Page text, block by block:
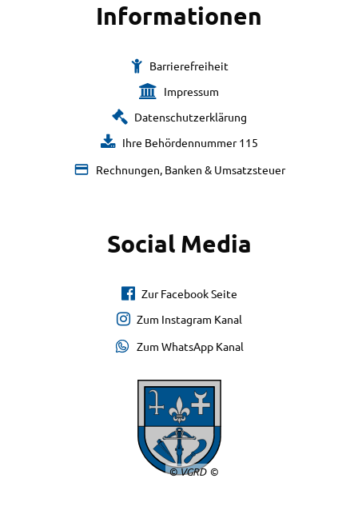
Informationen
Barrierefreiheit
Impressum
Datenschutzerklärung
Ihre Behördennummer 115
Rechnungen, Banken & Umsatzsteuer
Social Media
Zur Facebook Seite
Zum Instagram Kanal
Zum WhatsApp Kanal
© VGRD